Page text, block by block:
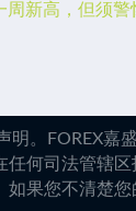
周新高，但须
。FOREX嘉
何司法管辖
果您不清楚